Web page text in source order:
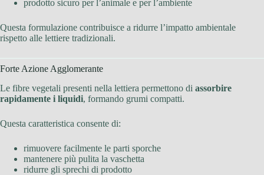
prodotto sicuro per l’animale e per l’ambiente
Questa formulazione contribuisce a ridurre l’impatto ambientale
rispetto alle lettiere tradizionali.
Forte Azione Agglomerante
Le fibre vegetali presenti nella lettiera permettono di assorbire
rapidamente i liquidi, formando grumi compatti.
Questa caratteristica consente di:
rimuovere facilmente le parti sporche
mantenere più pulita la vaschetta
ridurre gli sprechi di prodotto